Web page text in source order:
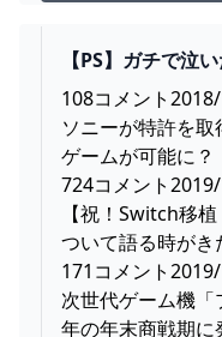
リスト◆https://
【PS】ガチで泣いた
ちゃんねる -
108コメント
ソニーが特許を取
ゲームが可能に？
724コメント
【祝！Switch移
ついて語る時がき
171コメント
次世代ゲーム機
年の年末商戦期に